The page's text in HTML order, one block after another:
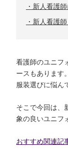
新人看護
新人看護
看護師のユニフ
ースもあります
服装選びに悩ん
そこで今回は、
象の良いユニフ
おすすめ関連記